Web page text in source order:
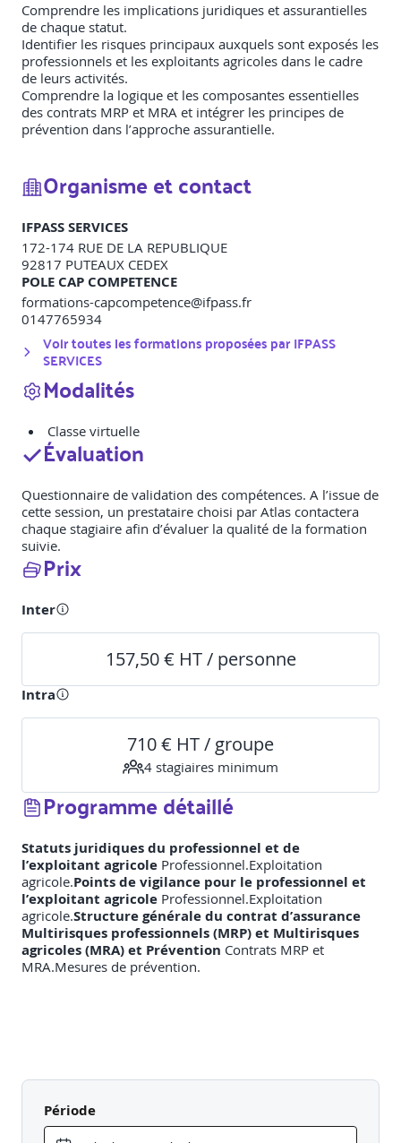
Comprendre les implications juridiques et assurantielles
de chaque statut.
Identifier les risques principaux auxquels sont exposés les
professionnels et les exploitants agricoles dans le cadre
de leurs activités.
Comprendre la logique et les composantes essentielles
des contrats MRP et MRA et intégrer les principes de
prévention dans l’approche assurantielle.
Organisme et contact
IFPASS SERVICES
172-174 RUE DE LA REPUBLIQUE
92817 PUTEAUX CEDEX
POLE CAP COMPETENCE
formations-capcompetence@ifpass.fr
0147765934
Voir toutes les formations proposées parIFPASS
SERVICES
Modalités
Classe virtuelle
Évaluation
Questionnaire de validation des compétences. A l’issue de
cette session, un prestataire choisi par Atlas contactera
chaque stagiaire afin d’évaluer la qualité de la formation
suivie.
Prix
Inter
157,50 € HT / personne
Intra
710 € HT / groupe
4 stagiaires minimum
Programme détaillé
Statuts juridiques du professionnel et de
l’exploitant agricole Professionnel.Exploitation
agricole.Points de vigilance pour le professionnel et
l’exploitant agricole Professionnel.Exploitation
agricole.Structure générale du contrat d’assurance
Multirisques professionnels (MRP) et Multirisques
agricoles (MRA) et Prévention Contrats MRP et
MRA.Mesures de prévention.
Période